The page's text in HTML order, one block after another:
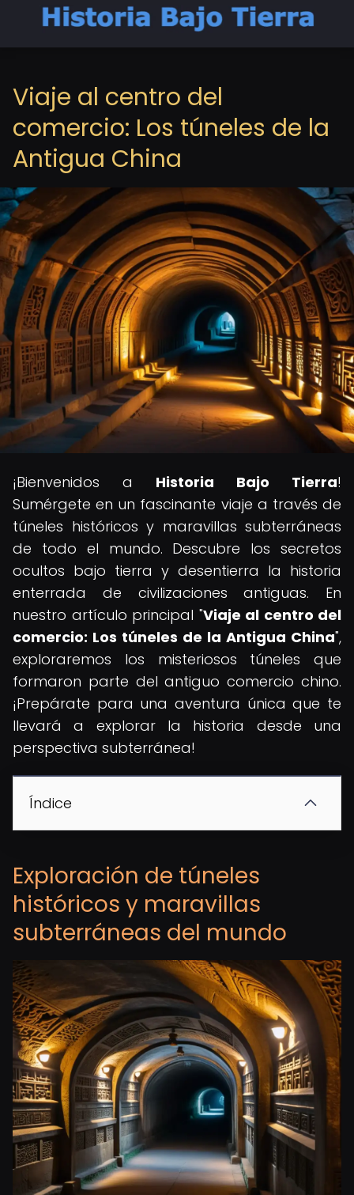
Viaje al centro del
comercio: Los túneles de la
Antigua China
¡Bienvenidos a Historia Bajo Tierra!
Sumérgete en un fascinante viaje a través de
túneles históricos y maravillas subterráneas
de todo el mundo. Descubre los secretos
ocultos bajo tierra y desentierra la historia
enterrada de civilizaciones antiguas. En
nuestro artículo principal "Viaje al centro del
comercio: Los túneles de la Antigua China",
exploraremos los misteriosos túneles que
formaron parte del antiguo comercio chino.
¡Prepárate para una aventura única que te
llevará a explorar la historia desde una
perspectiva subterránea!
Índice
Exploración de túneles
históricos y maravillas
subterráneas del mundo